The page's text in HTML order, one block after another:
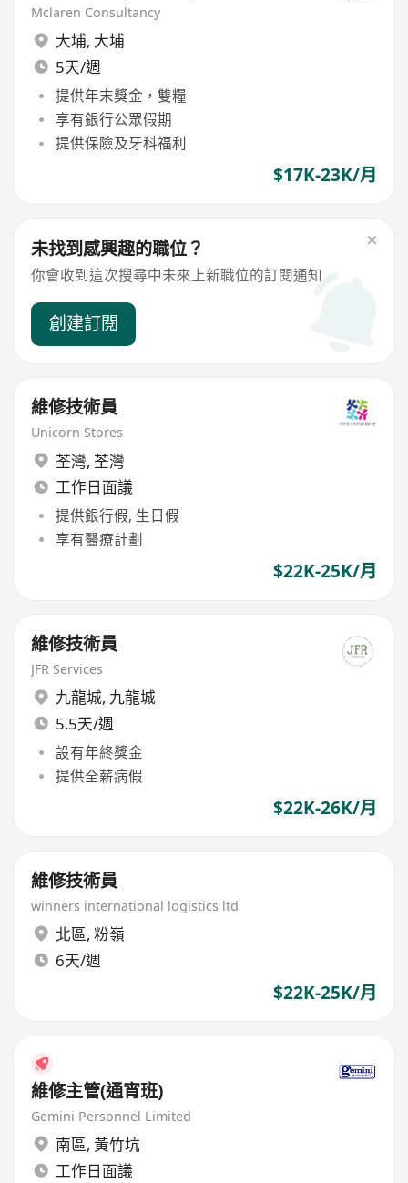
Mclaren Consultancy
大埔, 大埔
5天/週
提供年末獎金，雙糧
享有銀行公眾假期
提供保險及牙科福利
$17K-23K/月
未找到感興趣的職位？
你會收到這次搜尋中未來上新職位的訂閱通知
創建訂閱
維修技術員
Unicorn Stores
荃灣, 荃灣
工作日面議
提供銀行假, 生日假
享有醫療計劃
$22K-25K/月
維修技術員
JFR Services
九龍城, 九龍城
5.5天/週
設有年終獎金
提供全薪病假
$22K-26K/月
維修技術員
winners international logistics ltd
北區, 粉嶺
6天/週
$22K-25K/月
維修主管(通宵班)
Gemini Personnel Limited
南區, 黃竹坑
工作日面議